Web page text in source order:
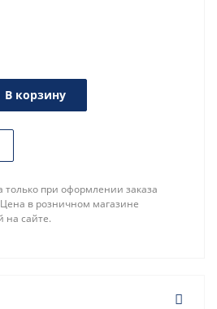
В корзину
при оформлении заказа
в розничном магазине
на сайте.